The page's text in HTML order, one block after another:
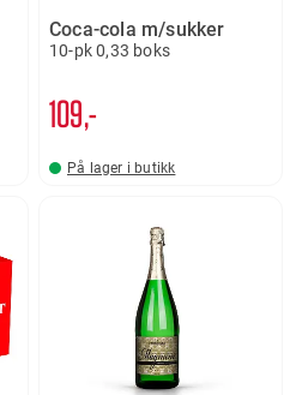
Coca-cola m/sukker
10-pk 0,33 boks
109,-
På lager i butikk